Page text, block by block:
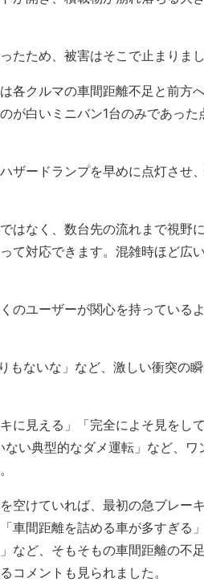
ため、被害はそこで止まりまし
各クルマの車間距離不足と前方
が白いミニバン1台のみであった
ザードランプを早めに点灯させ
はなく、数台先の流れまで視野
て対応できます。混雑時ほど広
のユーザーが関心を持っている
もないな」など、激しい衝突の
に見える」「完全によそ見をし
い典型的なダメ運転」など、ワ
空けていれば、最初の急ブレー
車間距離を詰める車が多すぎる
など、そもそもの車間距離の不
コメントも見られました。